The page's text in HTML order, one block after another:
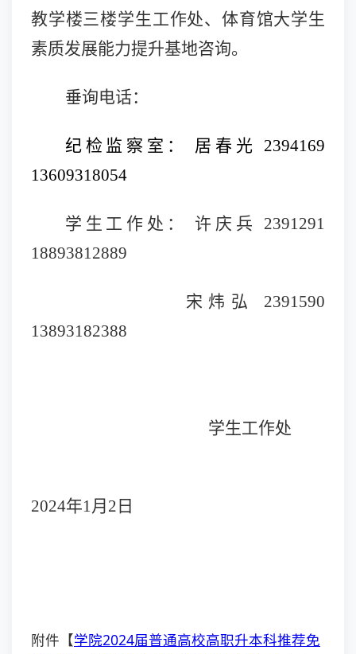
教学楼三楼学生工作处、 体育馆大学生
素质发展能力提升基地咨询。
垂询电话：
纪检监察室： 居春光
2394169
13609318054
学生工作处： 许庆兵
2391291
18893812889
宋炜弘
2391590
13893182388
学生工作处
2024年1月2日
附件【学院2024届普通高校高职升本科推荐免